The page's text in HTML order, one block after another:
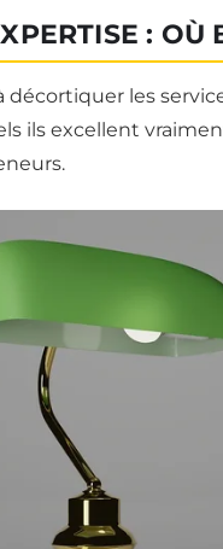
:
décortiquer les
ils excellent